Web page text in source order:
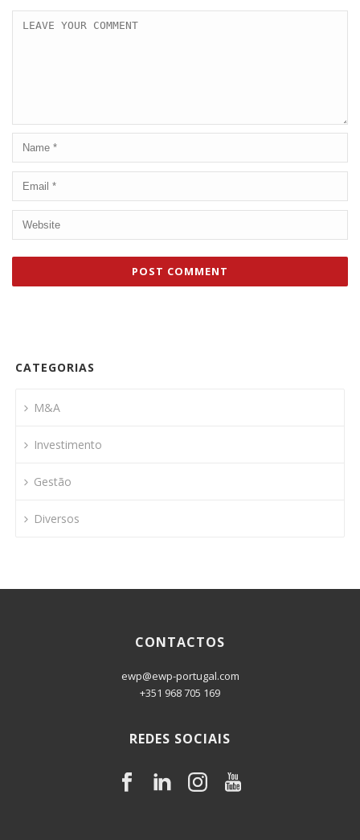
CATEGORIAS
M&A
Investimento
Gestão
Diversos
CONTACTOS
ewp@ewp-portugal.com
+351 968 705 169
REDES SOCIAIS